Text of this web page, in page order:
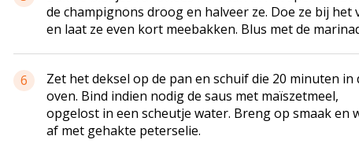
de champignons droog en halveer ze. Doe ze bij het
en laat ze even kort meebakken. Blus met de
6
Zet het deksel op de pan en schuif die 20 minuten in
oven. Bind indien nodig de saus met maïszetmeel,
opgelost in een scheutje water. Breng op smaak en
af met gehakte peterselie.